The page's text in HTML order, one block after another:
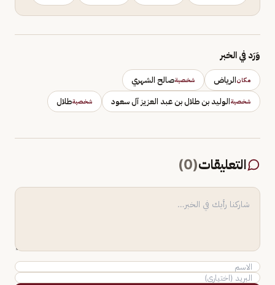
وَرَد في الخبر
مكانالرياض شخصيةصالح الشهري
شخصيةالوليد بن طلال بن عبد العزيز آل سعود شخصيةطلال
التعليقات(
0
)